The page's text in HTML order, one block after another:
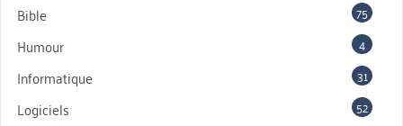
Bible 75
Humour 4
Informatique 31
Logiciels 52